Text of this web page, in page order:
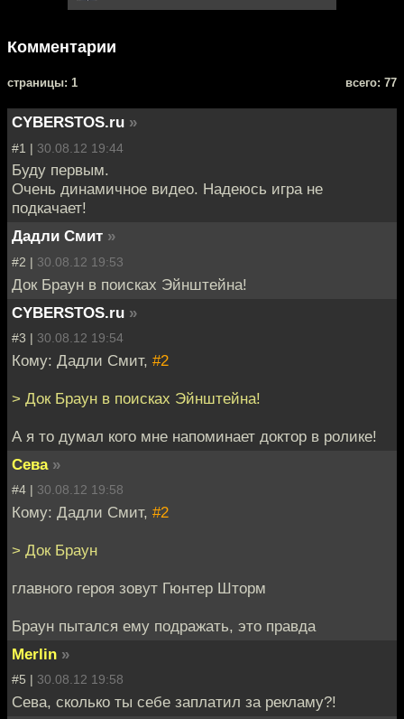
Комментарии
cтраницы: 1 всего: 77
CYBERSTOS.ru »
#1 | 30.08.12 19:44
Буду первым.
Очень динамичное видео. Надеюсь игра не
подкачает!
Дадли Смит »
#2 | 30.08.12 19:53
Док Браун в поисках Эйнштейна!
CYBERSTOS.ru »
#3 | 30.08.12 19:54
Кому: Дадли Смит, #2
> Док Браун в поисках Эйнштейна!
А я то думал кого мне напоминает доктор в ролике!
Сева »
#4 | 30.08.12 19:58
Кому: Дадли Смит, #2
> Док Браун
главного героя зовут Гюнтер Шторм
Браун пытался ему подражать, это правда
Merlin »
#5 | 30.08.12 19:58
Сева, сколько ты себе заплатил за рекламу?!